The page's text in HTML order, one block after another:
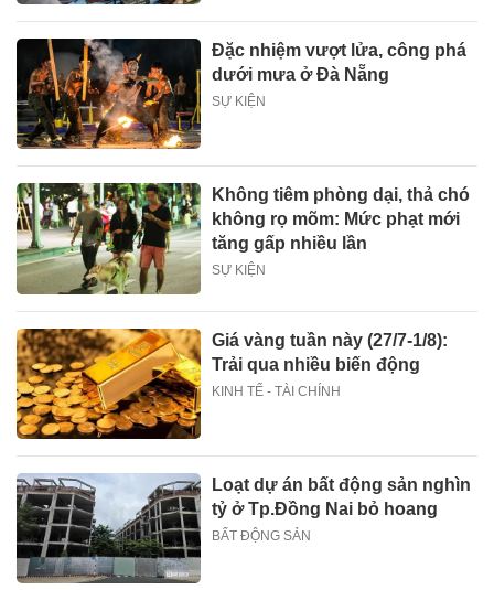
Đặc nhiệm vượt lửa, công phá
dưới mưa ở Đà Nẵng
SỰ KIỆN
Không tiêm phòng dại, thả chó
không rọ mõm: Mức phạt mới
tăng gấp nhiều lần
SỰ KIỆN
Giá vàng tuần này (27/7-1/8):
Trải qua nhiều biến động
KINH TẾ - TÀI CHÍNH
Loạt dự án bất động sản nghìn
tỷ ở Tp.Đồng Nai bỏ hoang
BẤT ĐỘNG SẢN